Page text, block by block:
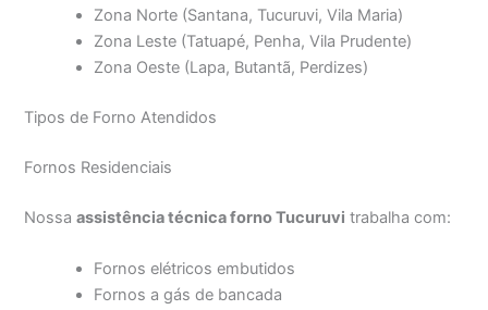
Zona Norte (Santana, Tucuruvi, Vila Maria)
Zona Leste (Tatuapé, Penha, Vila Prudente)
Zona Oeste (Lapa, Butantã, Perdizes)
Tipos de Forno Atendidos
Fornos Residenciais
Nossaassistência técnica forno Tucuruvi trabalha com:
Fornos elétricos embutidos
Fornos a gás de bancada